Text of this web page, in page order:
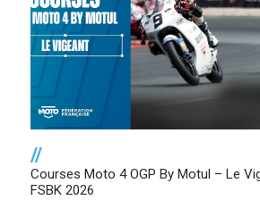
//
Courses Moto 4 OGP By Motul – Le
FSBK 2026